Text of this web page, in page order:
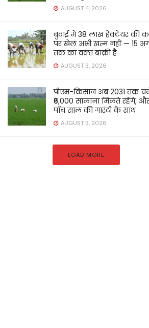
AUGUST 4, 2026
बुवाई में 38 लाख हेक्टेयर की
पर खेल अभी ख़त्म नहीं — 15
तक का वक़्त बाक़ी है
AUGUST 3, 2026
पीएम-किसान अब 2031 तक
₹6,000 सालाना मिलते रहेंगे,
पाँच साल की गारंटी के साथ
AUGUST 3, 2026
LOAD MORE